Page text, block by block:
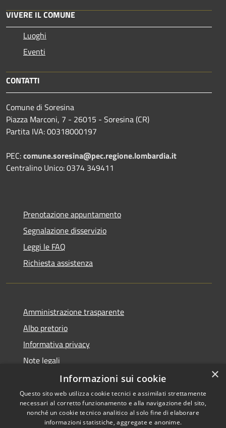
VIVERE IL COMUNE
Luoghi
Eventi
CONTATTI
Comune di Soresina
Piazza Marconi, 7 - 26015 - Soresina (CR)
Partita IVA: 00318000197
PEC:comune.soresina@pec.regione.lombardia.it
Centralino Unico: 0374 349411
Prenotazione appuntamento
Segnalazione disservizio
Leggi le FAQ
Richiesta assistenza
Amministrazione trasparente
Albo pretorio
Informativa privacy
Note legali
Dichiarazione di accessibilità
×
Informazioni sui cookie
Questo sito web utilizza cookie tecnici e assimilati strettamente
necessari al corretto funzionamento e alla navigazione del sito,
nonché un cookie tecnico analitico al solo fine di elaborare
informazioni statistiche, aggregate e anonime.